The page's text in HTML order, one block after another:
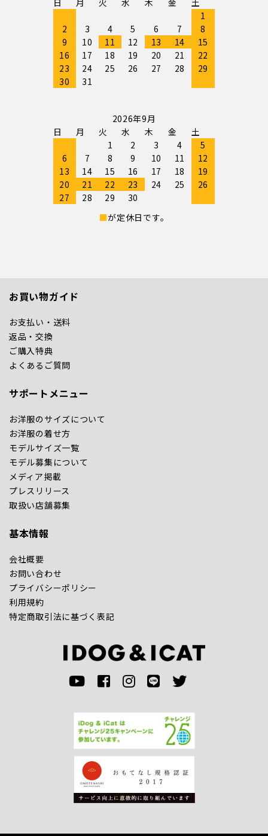
1
2
3 4 5 6 7
8
9
10 11 12 13 14
15
16
17 18 19 20 21
22
23
24 25 26 27 28
29
30
31
2026年9月
日
月 火 水 木 金
土
1
2 3 4
5
6
7 8 9 10 11
12
13
14 15 16 17 18
19
20
21 22 23 24 25
26
27
28 29
30
■が定休日です。
お買い物ガイド
お支払い・送料
返品・交換
ご購入特典
よくあるご質問
サポートメニュー
お洋服のサイズについて
お洋服の着せ方
モデルサイズ一覧
モデル募集について
メディア掲載
プレスリリース
取扱い店舗募集
基本情報
会社概要
お問い合わせ
プライバシーポリシー
利用規約
特定商取引法に基づく表記